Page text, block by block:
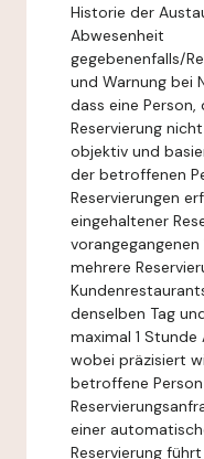
Historie der
Abwesenheit
gegebenenfalls/
und Warnung bei
dass eine
Reservierung
objektiv und
der betroffenen
Reservierungen
eingehaltener
mehrere
denselben Tag
maximal 1
wobei präzisiert
betroffene
einer
Reservierung